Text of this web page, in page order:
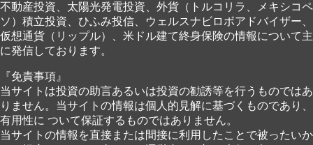
不動産投資、太陽光発電投資、外貨（トルコリラ、メキシコペ
ソ）積立投資、ひふみ投信、ウェルスナビロボアドバイザー、
仮想通貨（リップル）、米ドル建て終身保険の情報について主
に発信しております。
『免責事項』
当サイトは投資の助言あるいは投資の勧誘等を行うものではあ
りません。当サイトの情報は個人的見解に基づくものであり、
有用性に ついて保証するものではありません。
当サイトの情報を直接または間接に利用したことで被ったいか